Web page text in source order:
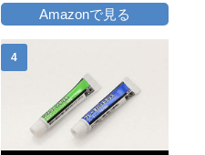
Amazonで見る